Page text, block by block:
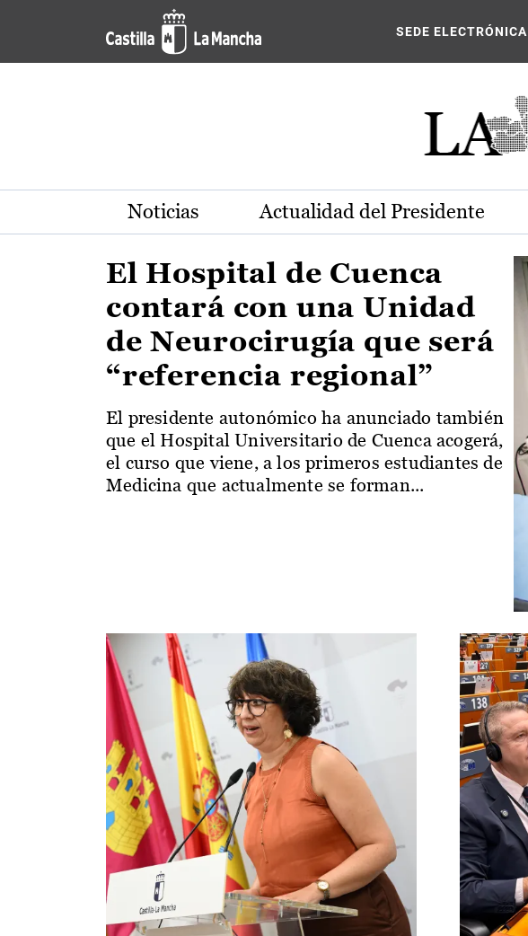
Pasar al contenido principal
Actualidad de la región de Castilla-
SEDE ELECTRÓNICA
Noticias Actualidad del Presidente
El Hospital de Cuenca
contará con una Unidad
de Neurocirugía que será
“referencia regional”
El presidente autonómico ha anunciado también
que el Hospital Universitario de Cuenca acogerá,
el curso que viene, a los primeros estudiantes de
Medicina que actualmente se forman...